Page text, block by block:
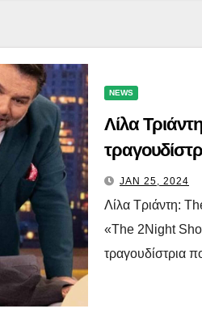
NEWS
Λίλα
JAN 25, 2024
Λίλα Τριάντη:
«The 2Night
τραγουδίστρια